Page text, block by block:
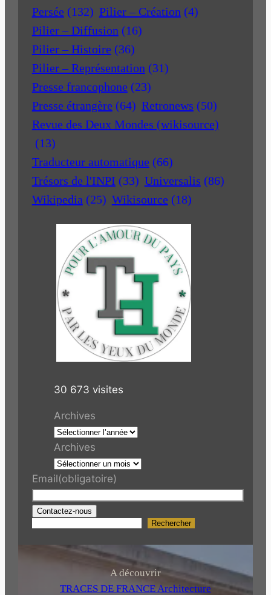
Persée (132) Pilier – Création (4)
Pilier – Diffusion (16)
Pilier – Histoire (36)
Pilier – Représentation (31)
Presse francophone (23)
Presse étrangère (64) Retronews (50)
Revue des Deux Mondes (wikisource)
(13)
Traducteur automatique (66)
Trésors de l'INPI (33) Universalis (86)
Wikipedia (25) Wikisource (18)
30 673 visites
Archives
Archives
Email(obligatoire)
Contactez-nous
R
Rechercher
A découvrir
TRACES DE FRANCE Architecture